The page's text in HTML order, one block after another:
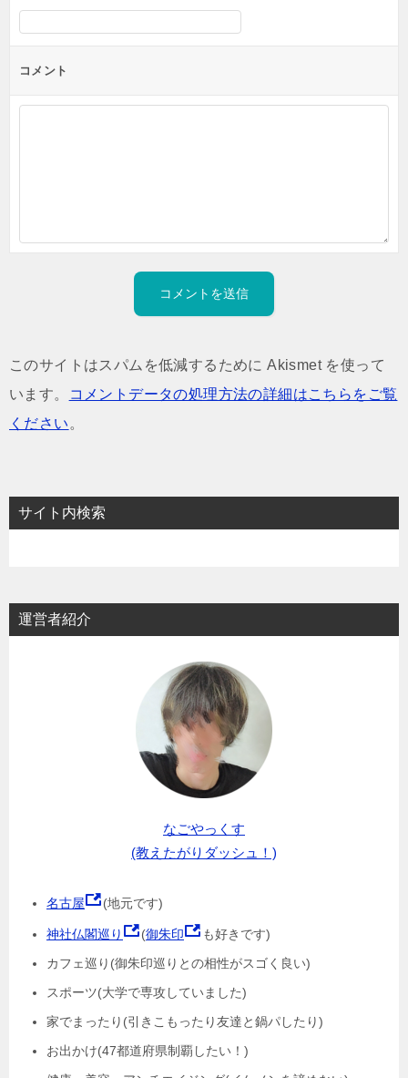
シ
ンコメント
このサイトはスパムを低減するために Akismet を使って
います。
コメントデータの処理方法の詳細はこちらをご覧
ください 。
サイト内検索
運営者紹介
なごやっくす
(教えたがりダッシュ！)
名古屋 (地元です)
神社仏閣巡り (御朱印
も好きです)
カフェ巡り(御朱印巡りとの相性がスゴく良い)
スポーツ(大学で専攻していました)
家でまったり(引きこもったり友達と鍋パしたり)
お出かけ(47都道府県制覇したい！)